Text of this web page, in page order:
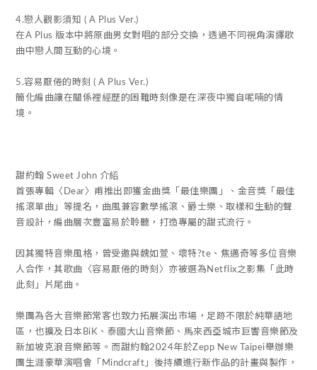
4.戀人觀影須知 ( A Plus Ver.)
在A Plus 版本中將原曲男女對唱的部分交換，透過不同視角演繹歌
曲中戀人間互動的心境。
5.容易厭倦的時刻 ( A Plus Ver.)
簡化編曲讓在關係裡經歷的困難時刻像是在深夜中獨自呢喃的情
境。
甜約翰 Sweet John 介紹
首張專輯〈Dear〉甫推出即獲金曲獎「最佳樂團」、金音獎「最佳
搖滾單曲」等提名，曲風兼容數學搖滾、爵士樂、取樣和生動的聲
音設計，編曲層次豐富易於聆聽，打造專屬的甜式流行。
因其獨特音樂風格，曾受邀與魏如萱、壞特?te、焦邁奇等多位音樂
人合作，其歌曲〈容易厭倦的時刻〉亦被選為Netflix之影集「此時
此刻」片尾曲。
樂團為各大音樂節常客也致力拓展演出市場，足跡不限於純華語地
區，也擴及日本BiK、泰國大山音樂節、馬來西亞城市巨響音樂節及
新加坡克浪音樂節等。而甜約翰2024年於Zepp New Taipei舉辦樂
團生涯豪華演唱會「Mindcraft」後持續進行新作品的計畫與製作，